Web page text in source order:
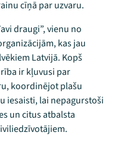
cīņā par uzvaru.
draugi”, vienu no
kas jau
Latvijā. Kopš
ir kļuvusi par
koordinējot plašu
iesaisti, lai nepagurstoši
un citus atbalsta